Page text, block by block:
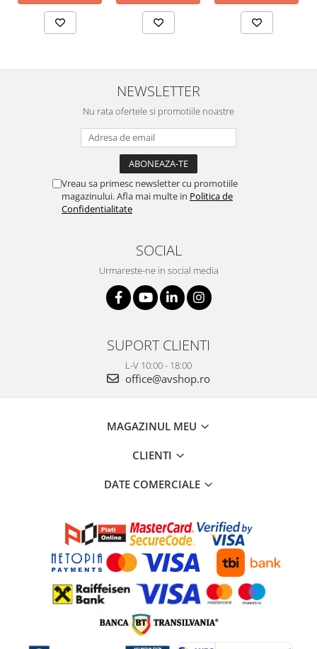
NEWSLETTER
Nu rata ofertele si promotiile noastre
Vreau sa primesc newsletter cu promotiile
magazinului. Afla mai multe in Politica de
Confidentialitate
SOCIAL
Urmareste-ne in social media
SUPORT CLIENTI
L-V 10:00 - 18:00
office@avshop.ro
MAGAZINUL MEU
CLIENTI
DATE COMERCIALE